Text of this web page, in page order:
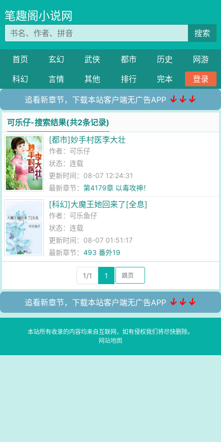
笔趣阁小说网
搜索
首页 玄幻 武侠 都市 历史
网游
科幻
言情 其他 排行 完本 登录
追看新章节，下载本站客户端无广告APP ↓↓↓
可乐仔-搜索结果(共2条记录)
[都市]妙手村医李大壮
作者： 可乐仔
状态：连载
更新时间：08-07 12:24:31
最新章节：第4179章 以毒攻神！
[科幻]大魔王她回来了[全息]
作者： 可乐鱼仔
状态：连载
更新时间：08-07 01:51:17
最新章节：493 番外19
1/1 1
追看新章节，下载本站客户端无广告APP ↓↓↓
本站所有收录的内容均来自互联网，如有侵权我们将尽快删除。
网站地图